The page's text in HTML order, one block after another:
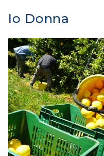
Io Donna